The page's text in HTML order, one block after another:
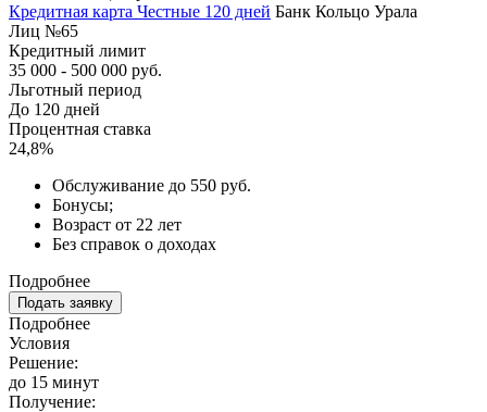
Кредитная карта Честные 120 дней Банк Кольцо Урала
Лиц №65
Кредитный лимит
35 000 - 500 000 руб.
Льготный период
До 120 дней
Процентная ставка
24,8%
Обслуживание до 550 руб.
Бонусы;
Возраст от 22 лет
Без справок о доходах
Подробнее
Подать заявку
Подробнее
Условия
Решение:
до 15 минут
Получение: